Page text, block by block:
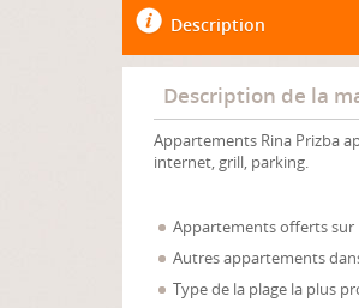
Description
Description de la
Appartements Rina Prizba
internet, grill, parking.
Appartements offerts sur
Autres appartements
Type de la plage la plus